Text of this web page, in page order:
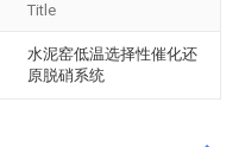
Title
水泥窑低温选择性催化还
原脱硝系统